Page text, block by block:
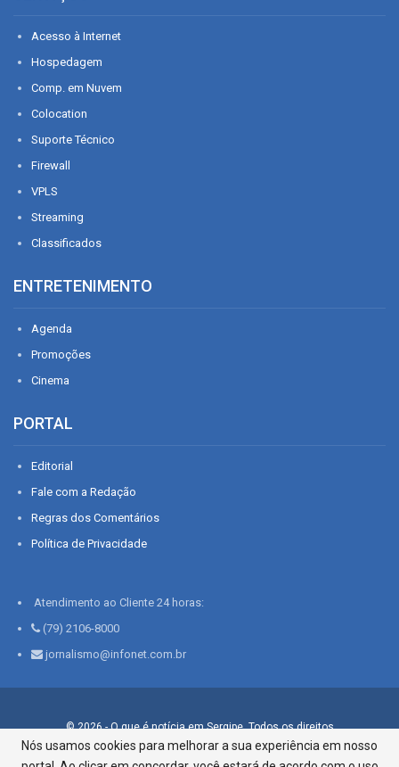
Acesso à Internet
Hospedagem
Comp. em Nuvem
Colocation
Suporte Técnico
Firewall
VPLS
Streaming
Classificados
ENTRETENIMENTO
Agenda
Promoções
Cinema
PORTAL
Editorial
Fale com a Redação
Regras dos Comentários
Política de Privacidade
Atendimento ao Cliente 24 horas:
(79) 2106-8000
jornalismo@infonet.com.br
© 2026 - O que é notícia em Sergipe. Todos os direitos
reservados.
Nós usamos cookies para melhorar a sua experiência em nosso